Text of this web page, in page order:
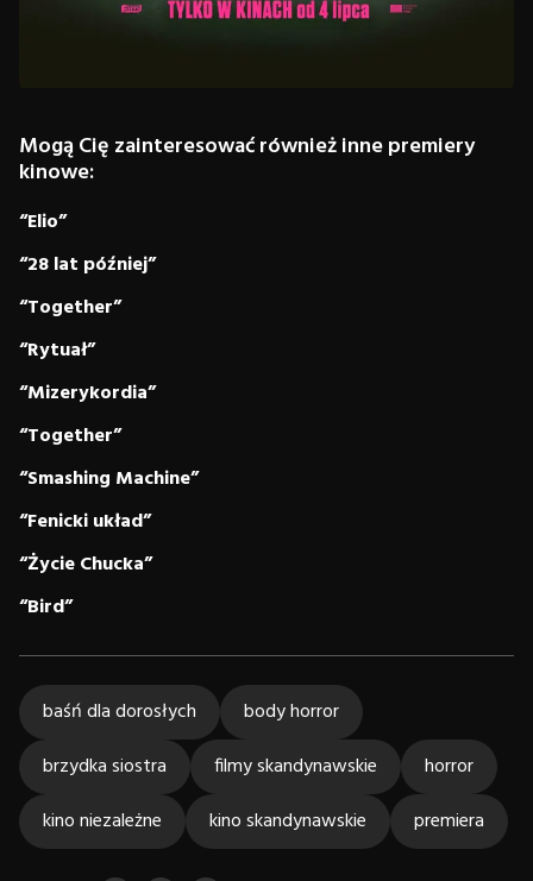
Mogą Cię zainteresować również inne premiery
kinowe:
“Elio”
“28 lat później”
“Together”
“Rytuał”
“Mizerykordia”
“Together”
“Smashing Machine”
“Fenicki układ”
“Życie Chucka”
“Bird”
baśń dla dorosłych
body horror
brzydka siostra
filmy skandynawskie
horror
kino niezależne
kino skandynawskie premiera